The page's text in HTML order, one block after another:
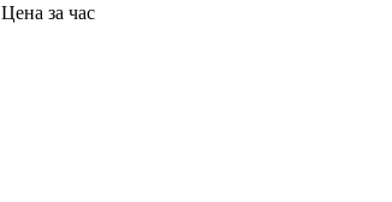
Цена за час